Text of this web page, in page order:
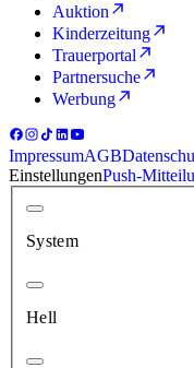
Auktion
Kinderzeitung
Trauerportal
Partnersuche
Werbung
ImpressumAGB
EinstellungenPush-
System
Hell